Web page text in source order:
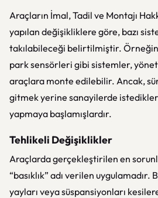
Araçların İmal, Tadil ve Montajı
yapılan değişikliklere göre, bazı
takılabileceği belirtilmiştir.
park sensörleri gibi sistemler,
araçlara monte edilebilir. Ancak,
gitmek yerine sanayilerde
yapmaya başlamışlardır.
Tehlikeli Değişiklikler
Araçlarda gerçekleştirilen en
“basıklık” adı verilen uygulamadır.
yayları veya süspansiyonları